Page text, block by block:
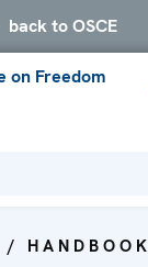
back to OSCE
on Freedom
HANDBOOK